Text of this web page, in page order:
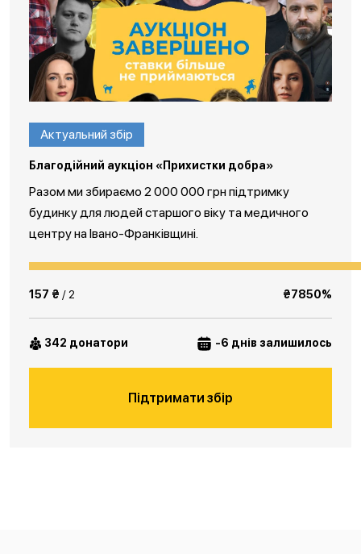
Актуальний збір
Благодійний аукціон «Прихистки добра»
Разом ми збираємо 2 000 000 грн підтримку
будинку для людей старшого віку та медичного
центру на Івано-Франківщині.
157 ₴ / 2 ₴7850%
342 донатори -6 днів залишилось
Підтримати збір